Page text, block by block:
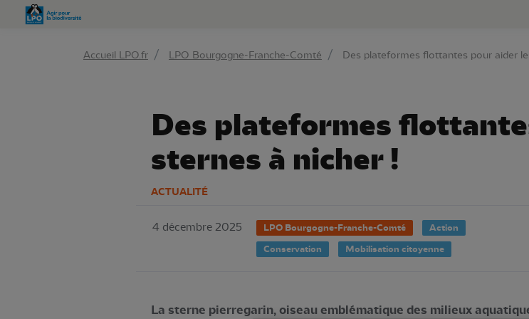
Accueil LPO.fr LPO Bourgogne-Franche-Comté Des plateformes flottantes pour aider
Des plateformes
sternes à nicher !
ACTUALITÉ
4 décembre 2025 LPO Bourgogne-Franche-Comté
Action
Conservation
Mobilisation citoyenne
La sterne pierregarin, oiseau emblématique des milieux